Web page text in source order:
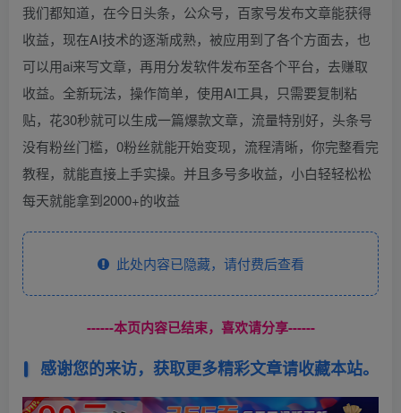
我们都知道，在今日头条，公众号，百家号发布文章能获得
收益，现在AI技术的逐渐成熟，被应用到了各个方面去，也
可以用ai来写文章，再用分发软件发布至各个平台，去赚取
收益。全新玩法，操作简单，使用AI工具，只需要复制粘
贴，花30秒就可以生成一篇爆款文章，流量特别好，头条号
没有粉丝门槛，0粉丝就能开始变现，流程清晰，你完整看完
教程，就能直接上手实操。并且多号多收益，小白轻轻松松
每天就能拿到2000+的收益
此处内容已隐藏，请付费后查看
------本页内容已结束，喜欢请分享------
感谢您的来访，获取更多精彩文章请收藏本站。